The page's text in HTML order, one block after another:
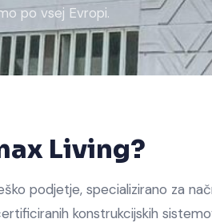
po vsej Evropi.
Living?
podjetje, specializirano za
konstrukcijskih